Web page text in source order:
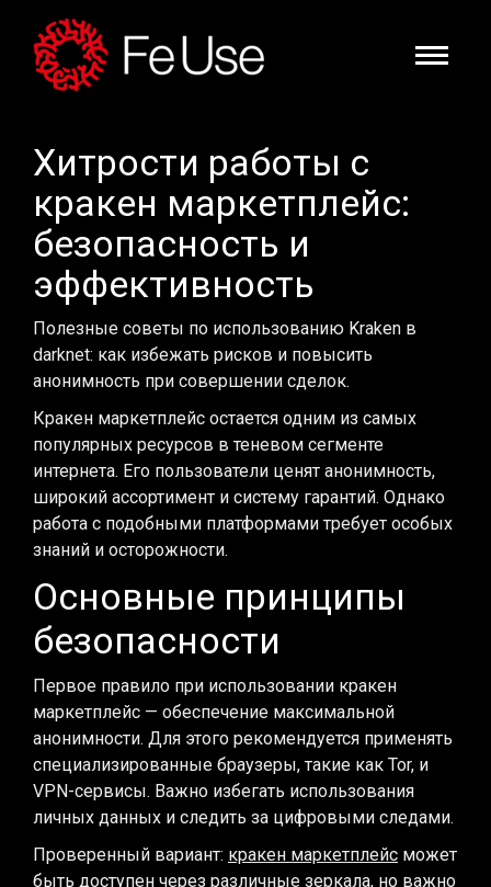
Хитрости работы с
кракен маркетплейс:
безопасность и
эффективность
Полезные советы по использованию Kraken в
darknet: как избежать рисков и повысить
анонимность при совершении сделок.
Кракен маркетплейс остается одним из самых
популярных ресурсов в теневом сегменте
интернета. Его пользователи ценят анонимность,
широкий ассортимент и систему гарантий. Однако
работа с подобными платформами требует особых
знаний и осторожности.
Основные принципы
безопасности
Первое правило при использовании кракен
маркетплейс — обеспечение максимальной
анонимности. Для этого рекомендуется применять
специализированные браузеры, такие как Tor, и
VPN-сервисы. Важно избегать использования
личных данных и следить за цифровыми следами.
Проверенный вариант: кракен маркетплейс может
быть доступен через различные зеркала, но важно